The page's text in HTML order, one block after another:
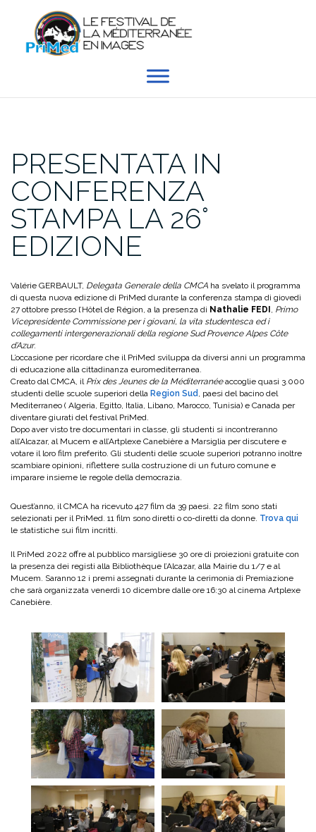
content
PRESENTATA IN
CONFERENZA
STAMPA LA 26°
EDIZIONE
Valérie GERBAULT, Delegata Generale della CMCA ha svelato il programma
di questa nuova edizione di PriMed durante la conferenza stampa di giovedì
27 ottobre presso l’Hôtel de Région, a la presenza di Nathalie FEDI , Primo
Vicepresidente Commissione per i giovani, la vita studentesca ed i
collegamenti intergenerazionali della regione Sud Provence Alpes Côte
d’Azur.
L’occasione per ricordare che il PriMed sviluppa da diversi anni un programma
di educazione alla cittadinanza euromediterranea.
Creato dal CMCA, il Prix des Jeunes de la Méditerranéeaccoglie quasi 3.000
studenti delle scuole superiori della Region Sud , paesi del bacino del
Mediterraneo ( Algeria, Egitto, Italia, Libano, Marocco, Tunisia) e Canada per
diventare giurati del festival PriMed.
Dopo aver visto tre documentari in classe, gli studenti si incontreranno
all’Alcazar, al Mucem e all’Artplexe Canebière a Marsiglia per discutere e
votare il loro film preferito. Gli studenti delle scuole superiori potranno inoltre
scambiare opinioni, riflettere sulla costruzione di un futuro comune e
imparare insieme le regole della democrazia.
Quest’anno, il CMCA ha ricevuto 427 film da 39 paesi. 22 film sono stati
selezionati per il PriMed. 11 film sono diretti o co-diretti da donne. Trova qui
le statistiche sui film incritti.
Il PriMed 2022 offre al pubblico marsigliese 30 ore di proiezioni gratuite con
la presenza dei registi alla Bibliothèque l’Alcazar, alla Mairie du 1/7 e al
Mucem. Saranno 12 i premi assegnati durante la cerimonia di Premiazione
che sarà organizzata venerdì 10 dicembre dalle ore 16:30 al cinema Artplexe
Canebière.